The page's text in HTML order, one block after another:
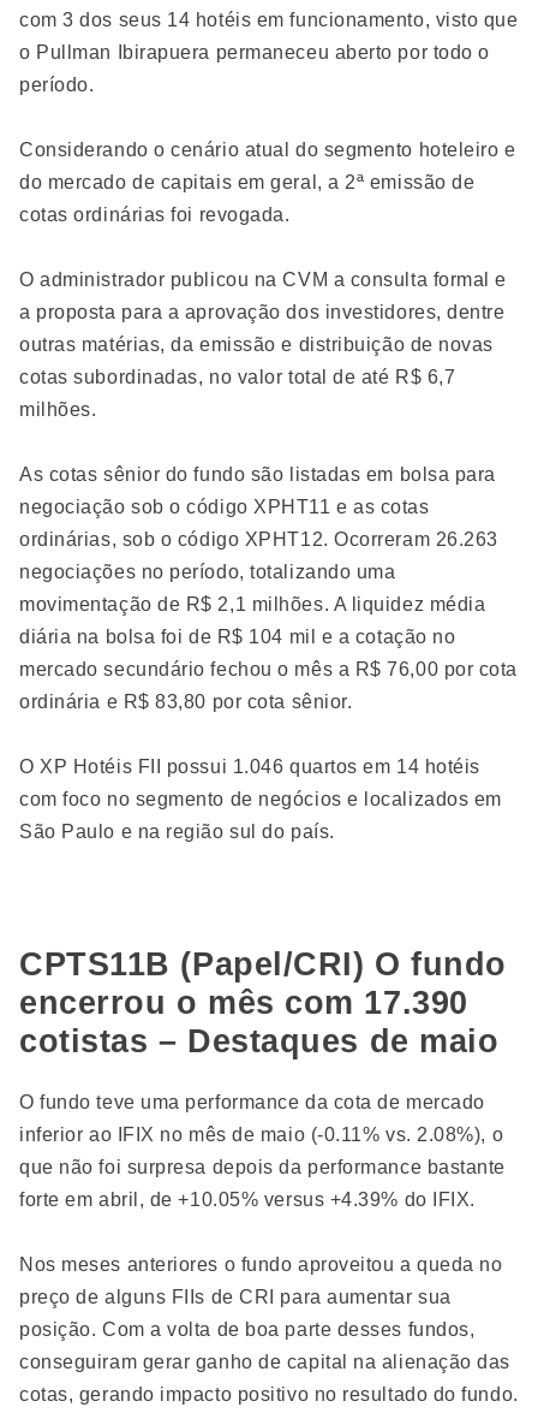
com 3 dos seus 14 hotéis em funcionamento, visto que
o Pullman Ibirapuera permaneceu aberto por todo o
período.
Considerando o cenário atual do segmento hoteleiro e
do mercado de capitais em geral, a 2ª emissão de
cotas ordinárias foi revogada.
O administrador publicou na CVM a consulta formal e
a proposta para a aprovação dos investidores, dentre
outras matérias, da emissão e distribuição de novas
cotas subordinadas, no valor total de até R$ 6,7
milhões.
As cotas sênior do fundo são listadas em bolsa para
negociação sob o código XPHT11 e as cotas
ordinárias, sob o código XPHT12. Ocorreram 26.263
negociações no período, totalizando uma
movimentação de R$ 2,1 milhões. A liquidez média
diária na bolsa foi de R$ 104 mil e a cotação no
mercado secundário fechou o mês a R$ 76,00 por cota
ordinária e R$ 83,80 por cota sênior.
O XP Hotéis FII possui 1.046 quartos em 14 hotéis
com foco no segmento de negócios e localizados em
São Paulo e na região sul do país.
CPTS11B (Papel/CRI) O fundo
encerrou o mês com 17.390
cotistas – Destaques de maio
O fundo teve uma performance da cota de mercado
inferior ao IFIX no mês de maio (-0.11% vs. 2.08%), o
que não foi surpresa depois da performance bastante
forte em abril, de +10.05% versus +4.39% do IFIX.
Nos meses anteriores o fundo aproveitou a queda no
preço de alguns FIIs de CRI para aumentar sua
posição. Com a volta de boa parte desses fundos,
conseguiram gerar ganho de capital na alienação das
cotas, gerando impacto positivo no resultado do fundo.